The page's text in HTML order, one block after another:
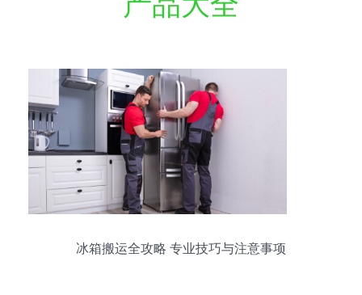
冰箱搬运全攻略 专业技巧与注意事项